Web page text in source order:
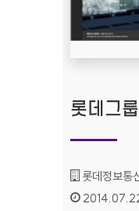
롯데그
기관명 :
롯데정보통
인증기간 :